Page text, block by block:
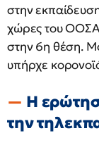
στην
χώρες του ΟΟΣΑ
στην 6η θέση.
υπήρχε
Η
την